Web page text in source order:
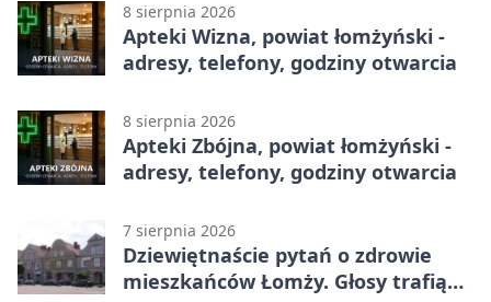
8 sierpnia 2026
Apteki Wizna, powiat łomżyński -
adresy, telefony, godziny otwarcia
8 sierpnia 2026
Apteki Zbójna, powiat łomżyński -
adresy, telefony, godziny otwarcia
7 sierpnia 2026
Dziewiętnaście pytań o zdrowie
mieszkańców Łomży. Głosy trafią